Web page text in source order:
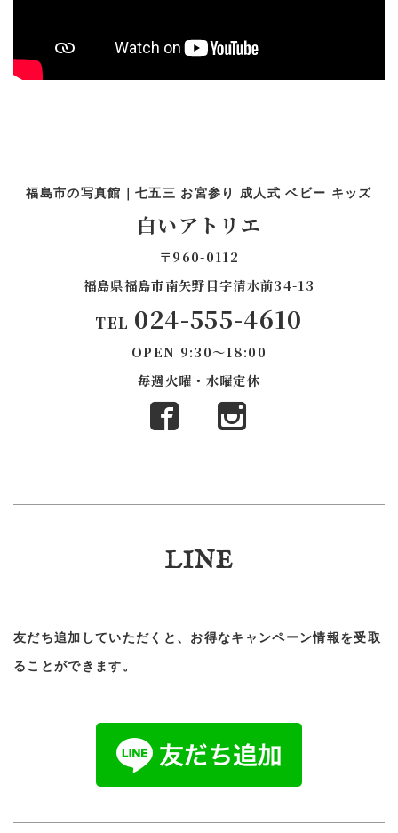
福島市の写真館｜七五三 お宮参り 成人式 ベビー キッズ
白いアトリエ
〒960-0112
福島県福島市南矢野目字清水前34-13
TEL 024-555-4610
OPEN 9:30～18:00
毎週火曜・水曜定休
LINE
友だち追加していただくと、お得なキャンペーン情報を受取
ることができます。